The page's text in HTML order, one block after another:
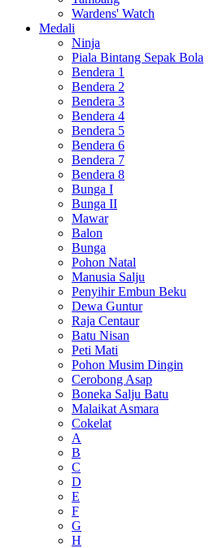
Wardens' Watch
Medali
Ninja
Piala Bintang Sepak Bola
Bendera 1
Bendera 2
Bendera 3
Bendera 4
Bendera 5
Bendera 6
Bendera 7
Bendera 8
Bunga I
Bunga II
Mawar
Balon
Bunga
Pohon Natal
Manusia Salju
Penyihir Embun Beku
Dewa Guntur
Raja Centaur
Batu Nisan
Peti Mati
Pohon Musim Dingin
Cerobong Asap
Boneka Salju Batu
Malaikat Asmara
Cokelat
A
B
C
D
E
F
G
H